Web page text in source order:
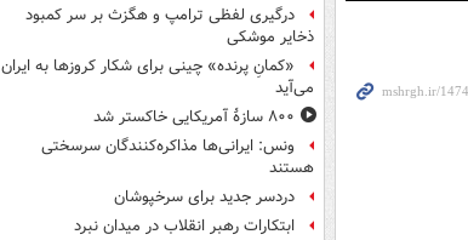
درگیری لفظی ترامپ و هگزث بر سر کمبود
ذخایر موشکی
«کمانِ پرنده» چینی برای شکار کروزها به ایران
می‌آید
۸۰۰ سازۀ آمریکایی خاکستر شد
ونس: ایرانی‌ها مذاکره‌کنندگان سرسختی
هستند
دردسر جدید برای سرخپوشان
ابتکارات رهبر انقلاب در میدان نبرد